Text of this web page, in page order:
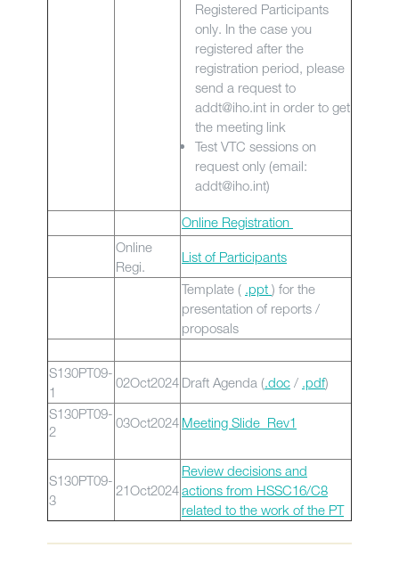
Registered Participants
only. In the case you
registered after the
registration period, please
send a request to
addt@iho.int in order to get
the meeting link
Test VTC sessions on
request only (email:
addt@iho.int)
Online Registration
Online
Regi.
List of Participants
Template ( .ppt ) for the
presentation of reports /
proposals
S130PT09-
1
02Oct2024 Draft Agenda (.doc / .pdf)
S130PT09-
2
03Oct2024 Meeting Slide_Rev1
S130PT09-
3
21Oct2024
Review decisions and
actions from HSSC16/C8
related to the work of the PT